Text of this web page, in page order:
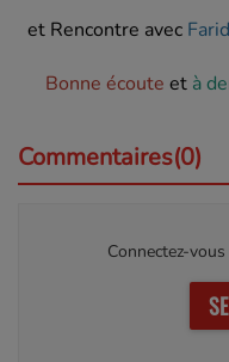
et Rencontre avec
Bonne écoute et à
Commentaires(0)
Connectez-